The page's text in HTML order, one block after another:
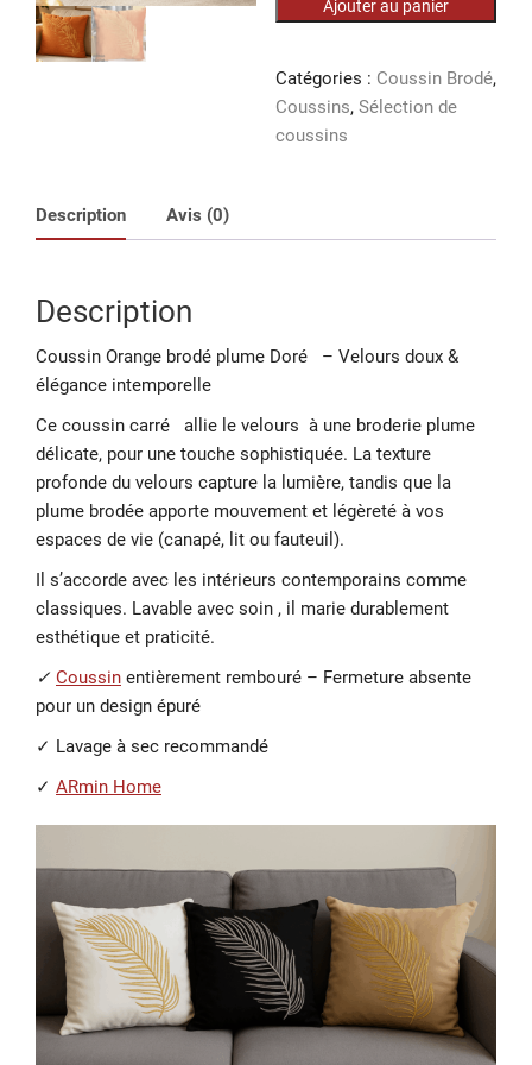
Coussin
brodé
plume
Doré
Ajouter au panier
Catégories : Coussin Brodé,
Coussins, Sélection de
coussins
Description Avis (0)
Description
Coussin Orange brodé plume Doré – Velours doux &
élégance intemporelle
Ce coussin carré allie le velours à une broderie plume
délicate, pour une touche sophistiquée. La texture
profonde du velours capture la lumière, tandis que la
plume brodée apporte mouvement et légèreté à vos
espaces de vie (canapé, lit ou fauteuil).
Il s’accorde avec les intérieurs contemporains comme
classiques. Lavable avec soin , il marie durablement
esthétique et praticité.
✓ Coussin entièrement rembouré – Fermeture absente
pour un design épuré
✓ Lavage à sec recommandé
✓ ARmin Home